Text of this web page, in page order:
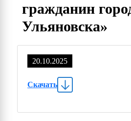
гражданин
Ульяновска»
20.10.2025
Скачать